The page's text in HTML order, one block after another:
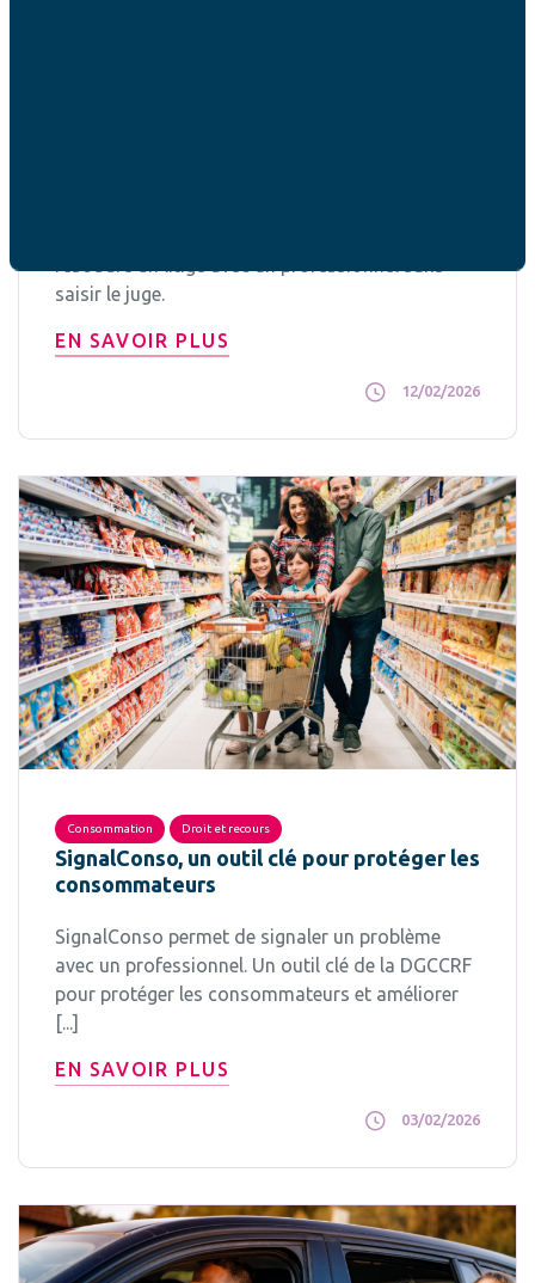
saisir le juge.
EN SAVOIR PLUS
12/02/2026
Consommation Droit et recours
SignalConso, un outil clé pour protéger les
consommateurs
SignalConso permet de signaler un problème
avec un professionnel. Un outil clé de la DGCCRF
pour protéger les consommateurs et améliorer
[...]
EN SAVOIR PLUS
03/02/2026